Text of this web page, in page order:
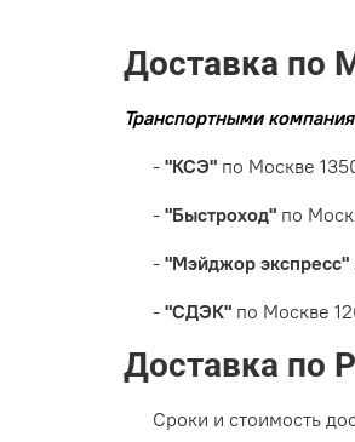
Доставка по
Транспортными
- "КСЭ" по Москве
- "Быстроход" по
- "Мэйджор экспресс"
- "СДЭК" по Москве
Доставка по
Сроки и стоимость